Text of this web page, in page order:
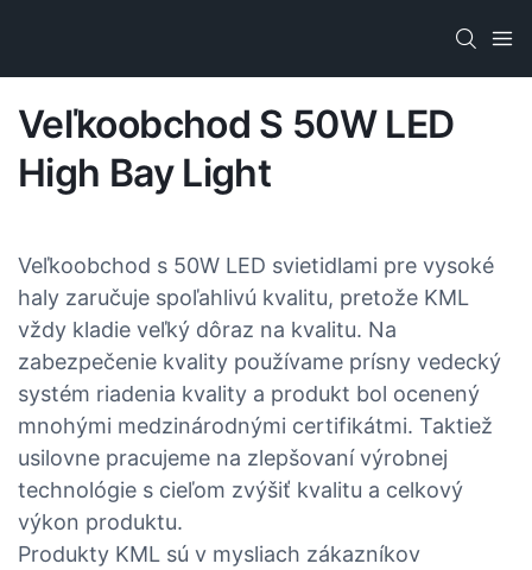
Veľkoobchod S 50W LED
High Bay Light
Veľkoobchod s 50W LED svietidlami pre vysoké
haly zaručuje spoľahlivú kvalitu, pretože KML
vždy kladie veľký dôraz na kvalitu. Na
zabezpečenie kvality používame prísny vedecký
systém riadenia kvality a produkt bol ocenený
mnohými medzinárodnými certifikátmi. Taktiež
usilovne pracujeme na zlepšovaní výrobnej
technológie s cieľom zvýšiť kvalitu a celkový
výkon produktu.
Produkty KML sú v mysliach zákazníkov